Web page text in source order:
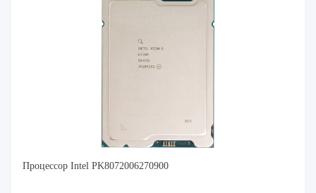
Процессор Intel PK8072006270900